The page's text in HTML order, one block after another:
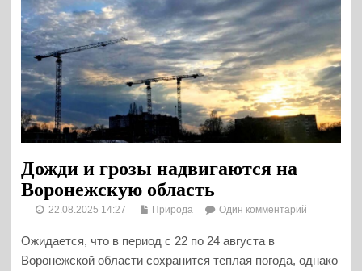
Дожди и грозы надвигаются на
Воронежскую область
22.08.2025 14:27 Природа Один комментарий
Ожидается, что в период с 22 по 24 августа в
Воронежской области сохранится теплая погода, однако